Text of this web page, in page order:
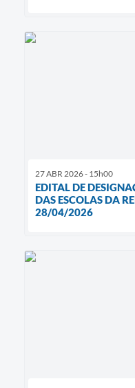
27 ABR 2026 - 15h00
EDITAL DE
DAS ESCOLAS DA
28/04/2026